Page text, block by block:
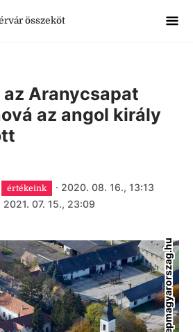
összeköt
az Aranycsapat
az angol király
értékeink · 2020. 08. 16., 13:13
07. 15., 23:09
szepmagyarorszag.hu